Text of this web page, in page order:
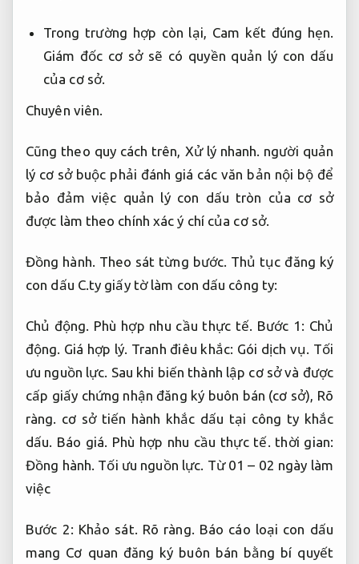
Trong trường hợp còn lại, Cam kết đúng hẹn.
Giám đốc cơ sở sẽ có quyền quản lý con dấu
của cơ sở.
Chuyên viên.
Cũng theo quy cách trên, Xử lý nhanh. người quản
lý cơ sở buộc phải đánh giá các văn bản nội bộ để
bảo đảm việc quản lý con dấu tròn của cơ sở
được làm theo chính xác ý chí của cơ sở.
Đồng hành. Theo sát từng bước. Thủ tục đăng ký
con dấu C.ty giấy tờ làm con dấu công ty:
Chủ động. Phù hợp nhu cầu thực tế. Bước 1: Chủ
động. Giá hợp lý. Tranh điêu khắc: Gói dịch vụ. Tối
ưu nguồn lực. Sau khi biến thành lập cơ sở và được
cấp giấy chứng nhận đăng ký buôn bán (cơ sở), Rõ
ràng. cơ sở tiến hành khắc dấu tại công ty khắc
dấu. Báo giá. Phù hợp nhu cầu thực tế. thời gian:
Đồng hành. Tối ưu nguồn lực. Từ 01 – 02 ngày làm
việc
Bước 2: Khảo sát. Rõ ràng. Báo cáo loại con dấu
mang Cơ quan đăng ký buôn bán bằng bí quyết